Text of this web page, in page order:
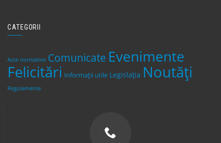
CATEGORII
Acte normative Comunicate Evenimente
Felicitări Informații utile Legislaţia Noutăți
Regulamente